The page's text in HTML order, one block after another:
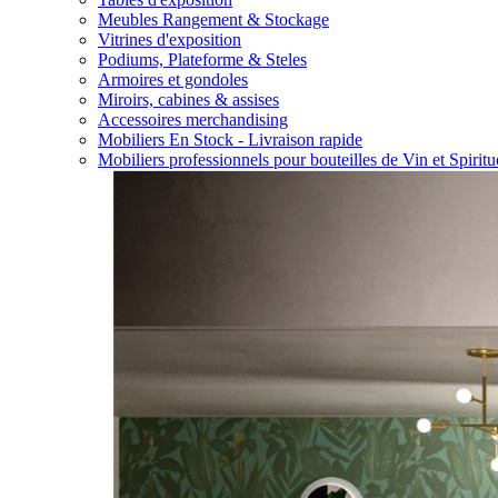
Meubles Rangement & Stockage
Vitrines d'exposition
Podiums, Plateforme & Steles
Armoires et gondoles
Miroirs, cabines & assises
Accessoires merchandising
Mobiliers En Stock - Livraison rapide
Mobiliers professionnels pour bouteilles de Vin et